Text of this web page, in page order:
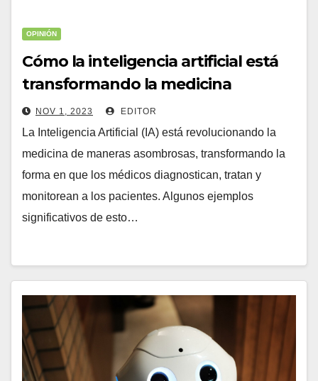
OPINIÓN
Cómo la inteligencia artificial está
transformando la medicina
NOV 1, 2023 EDITOR
La Inteligencia Artificial (IA) está revolucionando la
medicina de maneras asombrosas, transformando la
forma en que los médicos diagnostican, tratan y
monitorean a los pacientes. Algunos ejemplos
significativos de esto…